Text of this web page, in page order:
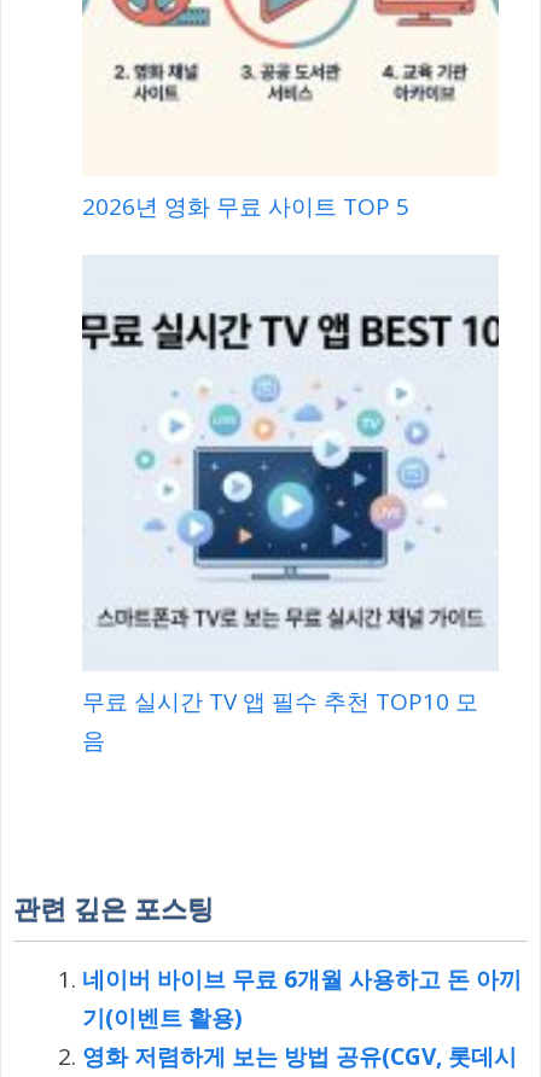
2026년 영화 무료 사이트 TOP 5
무료 실시간 TV 앱 필수 추천 TOP10 모
음
관련 깊은 포스팅
네이버 바이브 무료 6개월 사용하고 돈 아끼
기(이벤트 활용)
영화 저렴하게 보는 방법 공유(CGV, 롯데시